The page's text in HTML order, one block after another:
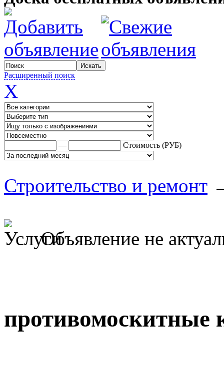
Расширенный поиск
X
— Стоимость (РУБ)
Строительство и ремонт
Объявление не
противомоскитные